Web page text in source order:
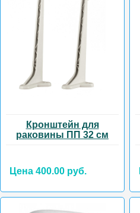
Кронштейн для
раковины ПП 32 см
Цена 400.00 руб.